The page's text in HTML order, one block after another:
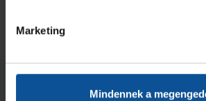
Marketing
Mindennek a
Neked ajánljuk